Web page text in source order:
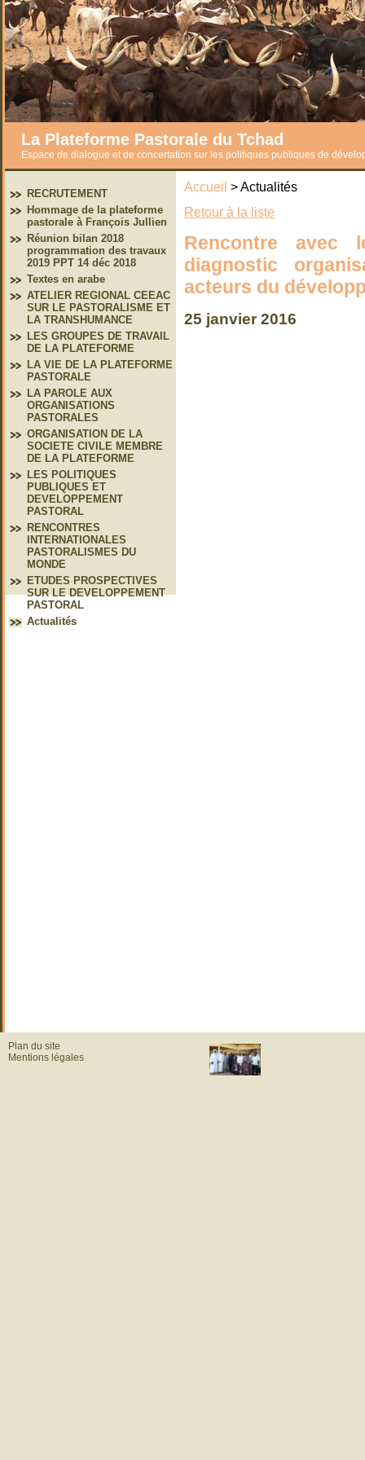
La Plateforme Pastorale du Tchad
Espace de dialogue et de concertation sur les politiques publiques de
RECRUTEMENT
Hommage de la plateforme
pastorale à François Jullien
Réunion bilan 2018
programmation des travaux
2019 PPT 14 déc 2018
Textes en arabe
ATELIER REGIONAL CEEAC
SUR LE PASTORALISME ET
LA TRANSHUMANCE
LES GROUPES DE TRAVAIL
DE LA PLATEFORME
LA VIE DE LA PLATEFORME
PASTORALE
LA PAROLE AUX
ORGANISATIONS
PASTORALES
ORGANISATION DE LA
SOCIETE CIVILE MEMBRE
DE LA PLATEFORME
LES POLITIQUES
PUBLIQUES ET
DEVELOPPEMENT
PASTORAL
RENCONTRES
INTERNATIONALES
PASTORALISMES DU
MONDE
ETUDES PROSPECTIVES
SUR LE DEVELOPPEMENT
PASTORAL
Actualités
Accueil > Actualités
Retour à la liste
Rencontre
diagnostic
acteurs du
25 janvier 2016
Plan du site
Mentions légales